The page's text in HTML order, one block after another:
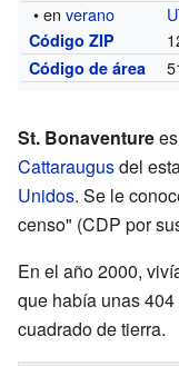
• enverano
Código ZIP
Código de área
St. Bonaventure
Cattaraugusdel
Unidos. Se le
censo" (CDP por
En el año 2000,
que había unas
cuadrado de tierra.